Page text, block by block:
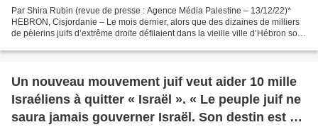
Par Shira Rubin (revue de presse : Agence Média Palestine – 13/12/22)*
HEBRON, Cisjordanie – Le mois dernier, alors que des dizaines de milliers
de pèlerins juifs d’extrême droite défilaient dans la vieille ville d’Hébron sous
Un nouveau mouvement juif veut aider 10 mille
Israéliens à quitter « Israël ». « Le peuple juif ne
saura jamais gouverner Israël. Son destin est de